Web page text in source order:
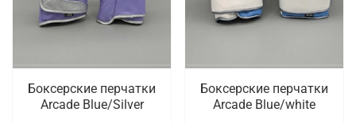
Боксерские перчатки
Arcade Blue/Silver
Боксерские перчатки
Arcade Blue/white